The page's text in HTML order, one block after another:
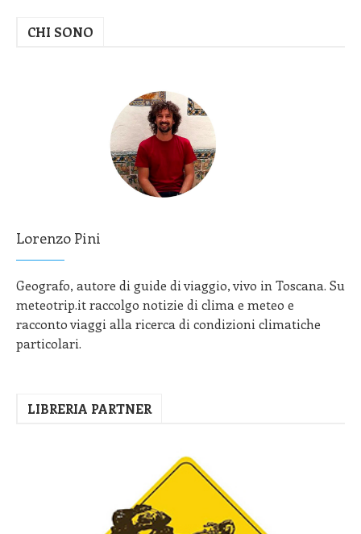
CHI SONO
Lorenzo Pini
Geografo, autore di guide di viaggio, vivo in Toscana. Su
meteotrip.it raccolgo notizie di clima e meteo e
racconto viaggi alla ricerca di condizioni climatiche
particolari.
LIBRERIA PARTNER